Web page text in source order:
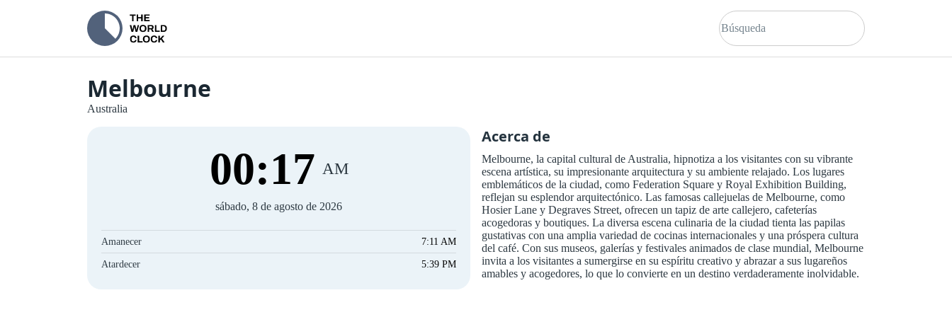
Melbourne
Australia
00:18 AM
sábado, 8 de agosto de 2026
Amanecer 7:11 AM
Atardecer 5:39 PM
Acerca de
Melbourne, la capital cultural de Australia, hipnotiza a los visitantes con su vibrante
escena artística, su impresionante arquitectura y su ambiente relajado. Los lugares
emblemáticos de la ciudad, como Federation Square y Royal Exhibition Building,
reflejan su esplendor arquitectónico. Las famosas callejuelas de Melbourne, como
Hosier Lane y Degraves Street, ofrecen un tapiz de arte callejero, cafeterías
acogedoras y boutiques. La diversa escena culinaria de la ciudad tienta las papilas
gustativas con una amplia variedad de cocinas internacionales y una próspera cultura
del café. Con sus museos, galerías y festivales animados de clase mundial, Melbourne
invita a los visitantes a sumergirse en su espíritu creativo y abrazar a sus lugareños
amables y acogedores, lo que lo convierte en un destino verdaderamente inolvidable.